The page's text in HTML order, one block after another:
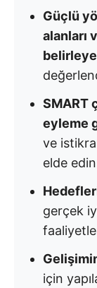
Güçlü
alanları
SMART
eyleme
ve
elde edin
gerçek
için